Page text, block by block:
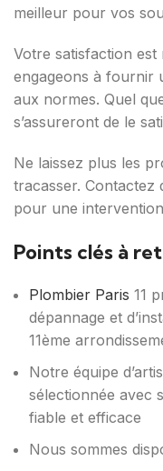
meilleur pour vos
Votre satisfaction
engageons à fournir
aux normes. Quel
s’assureront de le
Ne laissez plus les
tracasser. Contactez
pour une
Points clés à
Plombier Paris 11
dépannage et
11ème
Notre équipe
sélectionnée avec
fiable et efficace
Nous sommes